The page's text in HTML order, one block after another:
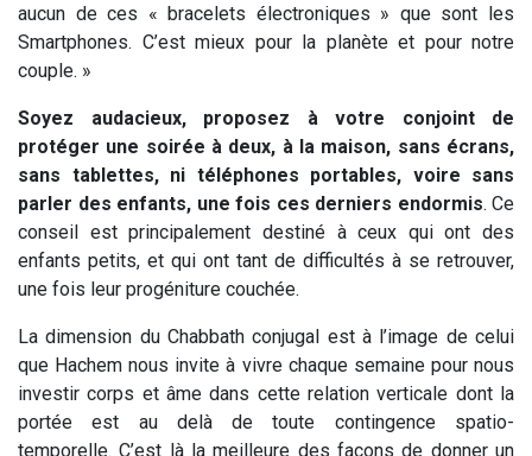
aucun de ces « bracelets électroniques » que sont les
Smartphones. C’est mieux pour la planète et pour notre
couple. »
Soyez audacieux, proposez à votre conjoint de
protéger une soirée à deux, à la maison, sans écrans,
sans tablettes, ni téléphones portables, voire sans
parler des enfants, une fois ces derniers endormis. Ce
conseil est principalement destiné à ceux qui ont des
enfants petits, et qui ont tant de difficultés à se retrouver,
une fois leur progéniture couchée.
La dimension du Chabbath conjugal est à l’image de celui
que Hachem nous invite à vivre chaque semaine pour nous
investir corps et âme dans cette relation verticale dont la
portée est au delà de toute contingence spatio-
temporelle. C’est là la meilleure des façons de donner un